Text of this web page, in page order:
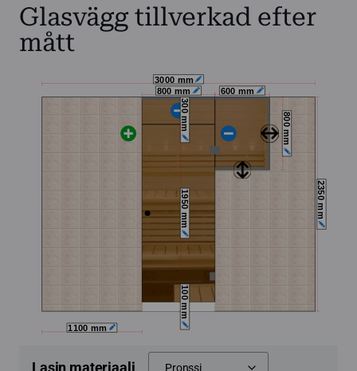
Glasvägg tillverkad efter
mått
Lasin materiaali